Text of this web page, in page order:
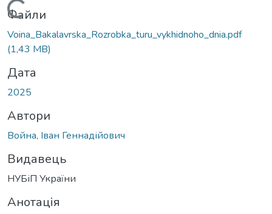
Вантажиться...
Файли
Voina_Bakalavrska_Rozrobka_turu_vykhidnoho_dnia.pdf
(1,43 MB)
Дата
2025
Автори
Война, Іван Геннадійович
Видавець
НУБіП України
Анотація